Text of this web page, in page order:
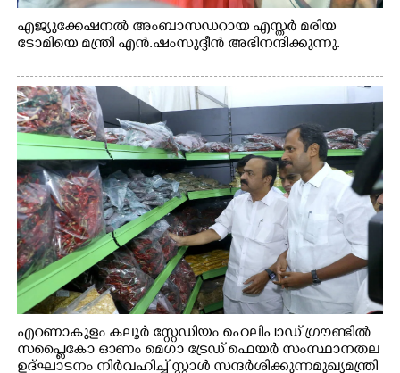
എജ്യുക്കേഷനൽ അംബാസഡറായ എസ്തർ മരിയ
ടോമിയെ മന്ത്രി എൻ.ഷംസുദ്ദീൻ അഭിനന്ദിക്കുന്നു.
എറണാകുളം കലൂർ സ്റ്റേഡിയം ഹെലിപാഡ് ഗ്രൗണ്ടിൽ
സപ്ളൈകോ ഓണം മെഗാ ട്രേഡ് ഫെയർ സംസ്ഥാനതല
ഉദ്ഘാടനം നിർവഹിച്ച് സ്റ്റാൾ സന്ദർശിക്കുന്ന മുഖ്യമന്ത്രി